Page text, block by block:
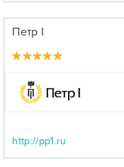
Петр I
http://pp1.ru